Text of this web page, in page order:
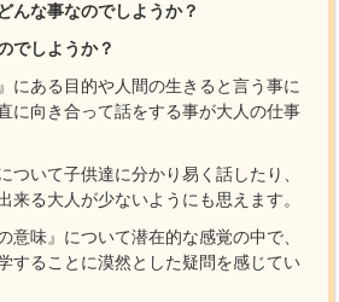
んな事なのでしようか？
でしようか？
にある目的や人間の生きると言う事に
に向き合って話をする事が大人の仕事
ついて子供達に分かり易く話したり、
来る大人が少ないようにも思えます。
意味』について潜在的な感覚の中で、
することに漠然とした疑問を感じてい